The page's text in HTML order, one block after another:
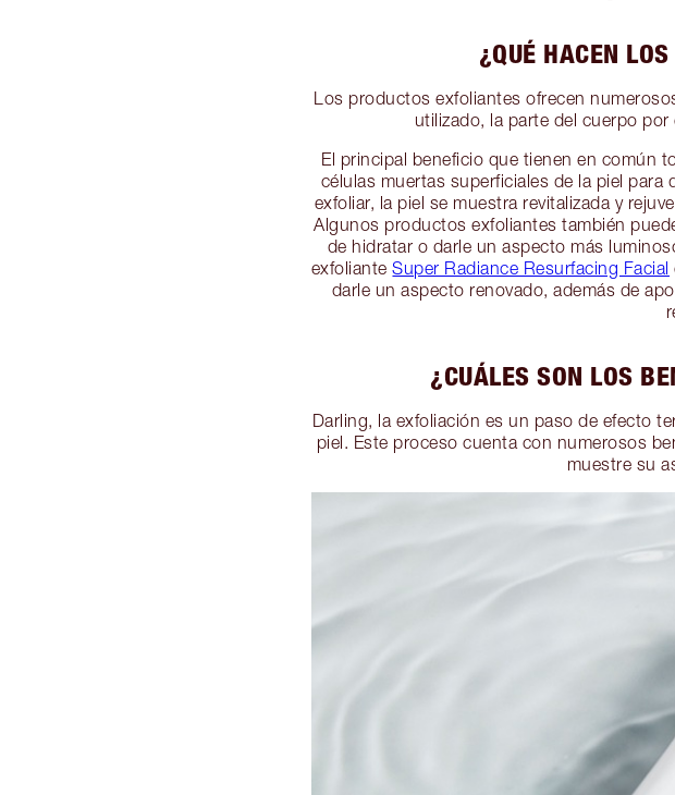
¿QUÉ HACEN
Los productos exfoliantes ofrecen
utilizado, la parte del cuerpo
El principal beneficio que tienen en común
células muertas superficiales de la piel
exfoliar, la piel se muestra revitalizada y
Algunos productos exfoliantes también
de hidratar o darle un aspecto más
exfolianteSuper Radiance Resurfacing Facial
darle un aspecto renovado, además de
¿CUÁLES SON LOS
Darling, la exfoliación es un paso de efecto
piel. Este proceso cuenta con numerosos
muestre su